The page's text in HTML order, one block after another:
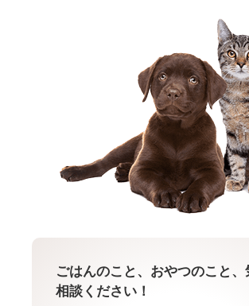
ごはんのこと、おやつのこと、
相談ください！